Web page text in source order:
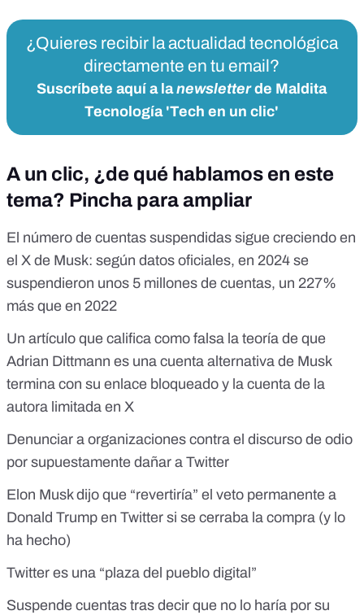
¿Quieres recibir la actualidad tecnológica
directamente en tu email?
Suscríbete aquí a lanewsletterde Maldita
Tecnología 'Tech en un clic'
A un clic, ¿de qué hablamos en este
tema? Pincha para ampliar
El número de cuentas suspendidas sigue creciendo en
el X de Musk: según datos oficiales, en 2024 se
suspendieron unos 5 millones de cuentas, un 227%
más que en 2022
Un artículo que califica como falsa la teoría de que
Adrian Dittmann es una cuenta alternativa de Musk
termina con su enlace bloqueado y la cuenta de la
autora limitada en X
Denunciar a organizaciones contra el discurso de odio
por supuestamente dañar a Twitter
Elon Musk dijo que “revertiría” el veto permanente a
Donald Trump en Twitter si se cerraba la compra (y lo
ha hecho)
Twitter es una “plaza del pueblo digital”
Suspende cuentas tras decir que no lo haría por su